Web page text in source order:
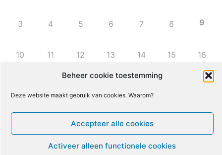
Beheer cookie toestemming
Deze website maakt gebruik van cookies. Waarom?
Accepteer alle cookies
Activeer alleen functionele cookies
3 4 5 6 7 8 9
10 11 12 13 14 15 16
23
24 25 26 27 28 29 30
1 2 3 4 5